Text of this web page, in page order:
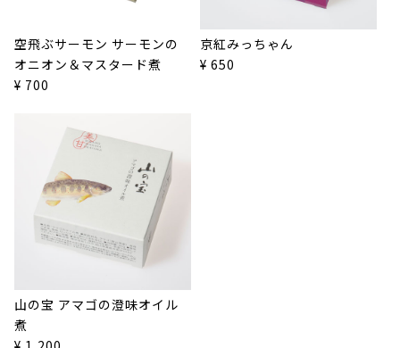
空飛ぶサーモン サーモンの
オニオン＆マスタード煮
¥ 700
京紅みっちゃん
¥ 650
山の宝 アマゴの澄味オイル
煮